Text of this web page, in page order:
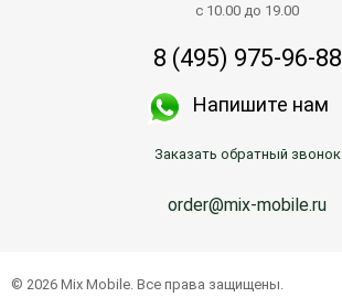
с 10.00 до 19.00
8 (495) 975-96-88
Напишите нам
Заказать обратный звонок
order@mix-mobile.ru
© 2026 Mix Mobile. Все права защищены.